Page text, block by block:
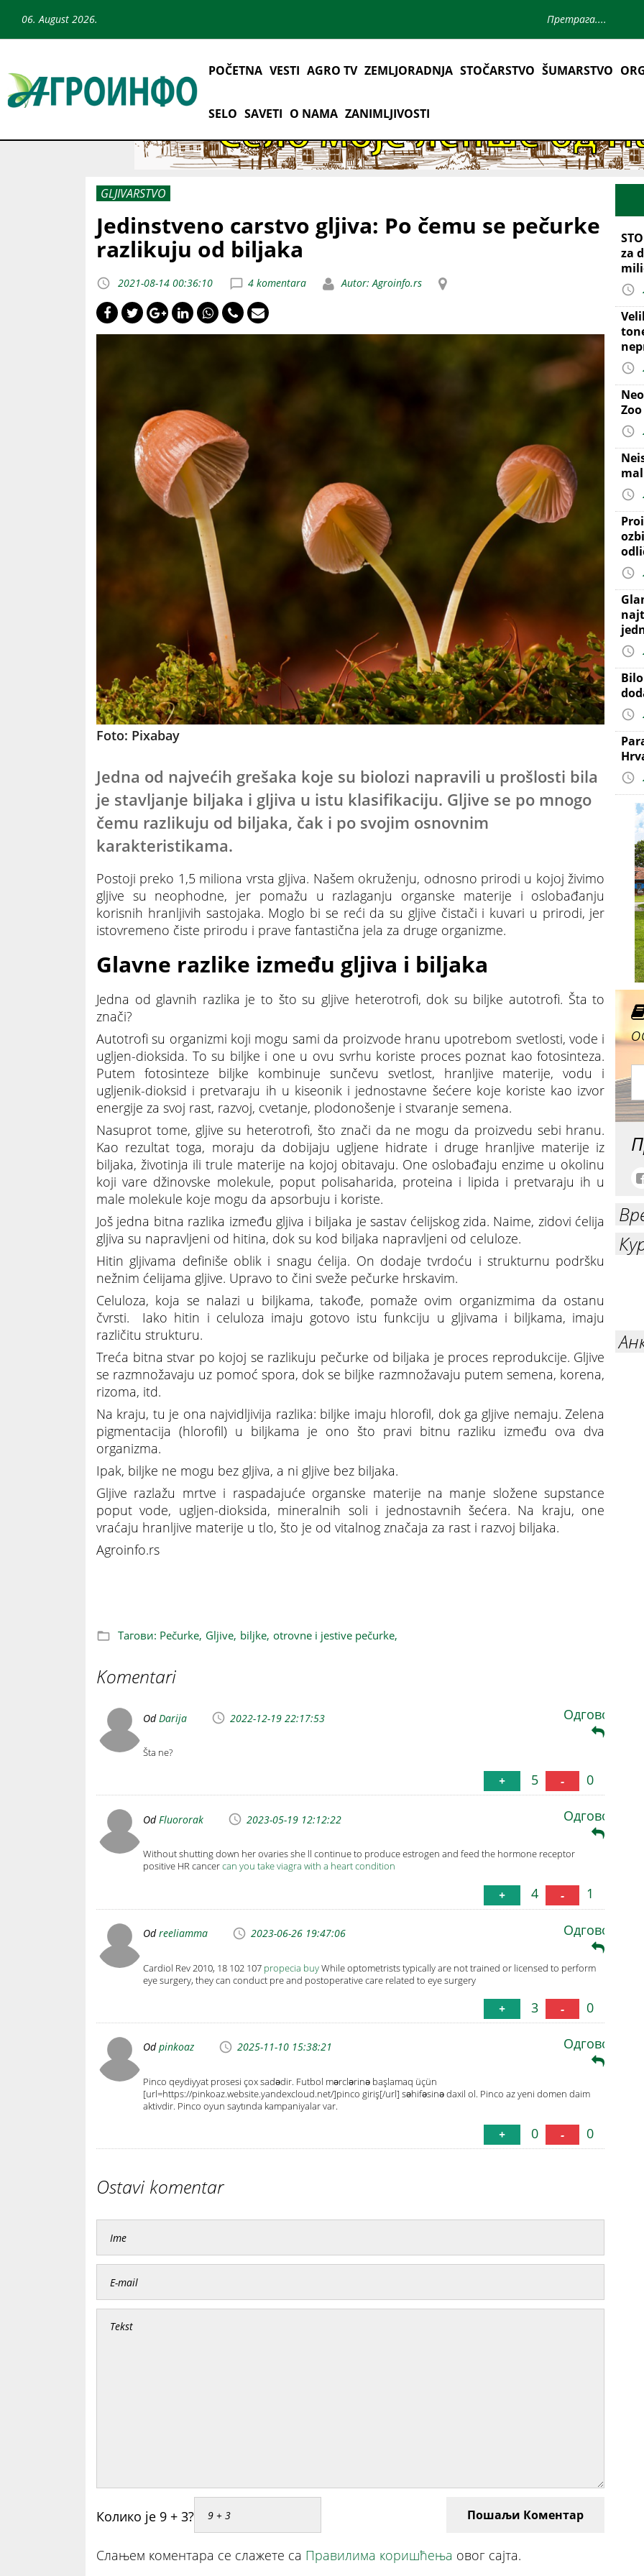
06. August 2026.
POČETNA VESTI AGRO TV ZEMLJORADNJA STOČARSTVO ŠUMARSTVO
SELO SAVETI O NAMA ZANIMLJIVOSTI
GLJIVARSTVO
Jedinstveno carstvo gljiva: Po čemu se pečurke
razlikuju od biljaka
2021-08-14 00:36:10 4 komentara Autor: Agroinfo.rs
Foto: Pixabay
Jedna od najvećih grešaka koje su biolozi napravili u prošlosti bila
je stavljanje biljaka i gljiva u istu klasifikaciju. Gljive se po mnogo
čemu razlikuju od biljaka, čak i po svojim osnovnim
karakteristikama.
Postoji preko 1,5 miliona vrsta gljiva. Našem okruženju, odnosno prirodi u kojoj živimo
gljive su neophodne, jer pomažu u razlaganju organske materije i oslobađanju
korisnih hranljivih sastojaka. Moglo bi se reći da su gljive čistači i kuvari u prirodi, jer
istovremeno čiste prirodu i prave fantastična jela za druge organizme.
Glavne razlike između gljiva i biljaka
Jedna od glavnih razlika je to što su gljive heterotrofi, dok su biljke autotrofi. Šta to
znači?
Autotrofi su organizmi koji mogu sami da proizvode hranu upotrebom svetlosti, vode i
ugljen-dioksida. To su biljke i one u ovu svrhu koriste proces poznat kao fotosinteza.
Putem fotosinteze biljke kombinuje sunčevu svetlost, hranljive materije, vodu i
ugljenik-dioksid i pretvaraju ih u kiseonik i jednostavne šećere koje koriste kao izvor
energije za svoj rast, razvoj, cvetanje, plodonošenje i stvaranje semena.
Nasuprot tome, gljive su heterotrofi, što znači da ne mogu da proizvedu sebi hranu.
Kao rezultat toga, moraju da dobijaju ugljene hidrate i druge hranljive materije iz
biljaka, životinja ili trule materije na kojoj obitavaju. One oslobađaju enzime u okolinu
koji vare džinovske molekule, poput polisaharida, proteina i lipida i pretvaraju ih u
male molekule koje mogu da apsorbuju i koriste.
Još jedna bitna razlika između gljiva i biljaka je sastav ćelijskog zida. Naime, zidovi ćelija
gljiva su napravljeni od hitina, dok su kod biljaka napravljeni od celuloze.
Hitin gljivama definiše oblik i snagu ćelija. On dodaje tvrdoću i strukturnu podršku
nežnim ćelijama gljive. Upravo to čini sveže pečurke hrskavim.
Celuloza, koja se nalazi u biljkama, takođe, pomaže ovim organizmima da ostanu
čvrsti. Iako hitin i celuloza imaju gotovo istu funkciju u gljivama i biljkama, imaju
različitu strukturu.
Treća bitna stvar po kojoj se razlikuju pečurke od biljaka je proces reprodukcije. Gljive
se razmnožavaju uz pomoć spora, dok se biljke razmnožavaju putem semena, korena,
rizoma, itd.
Na kraju, tu je ona najvidljivija razlika: biljke imaju hlorofil, dok ga gljive nemaju. Zelena
pigmentacija (hlorofil) u biljkama je ono što pravi bitnu razliku između ova dva
organizma.
Ipak, biljke ne mogu bez gljiva, a ni gljive bez biljaka.
Gljive razlažu mrtve i raspadajuće organske materije na manje složene supstance
poput vode, ugljen-dioksida, mineralnih soli i jednostavnih šećera. Na kraju, one
vraćaju hranljive materije u tlo, što je od vitalnog značaja za rast i razvoj biljaka.
Agroinfo.rs
Тагови: Pečurke, Gljive, biljke, otrovne i jestive pečurke,
Komentari
Od Darija 2022-12-19 22:17:53 Одговори
Šta ne?
+ 5 - 0
Od Fluororak 2023-05-19 12:12:22 Одговори
Without shutting down her ovaries she ll continue to produce estrogen and feed the hormone receptor
positive HR cancercan you take viagra with a heart condition
+ 4 - 1
Odreeliamma 2023-06-26 19:47:06 Одговори
Cardiol Rev 2010, 18 102 107 propecia buyWhile optometrists typically are not trained or licensed to perform
eye surgery, they can conduct pre and postoperative care related to eye surgery
+ 3 - 0
Odpinkoaz 2025-11-10 15:38:21 Одговори
Pinco qeydiyyat prosesi çox sadədir. Futbol mərclərinə başlamaq üçün
[url=https://pinkoaz.website.yandexcloud.net/]pinco giriş[/url] səhifəsinə daxil ol. Pinco az yeni domen daim
aktivdir. Pinco oyun saytında kampaniyalar var.
+ 0 - 0
Ostavi komentar
Колико је 9 + 3? Пошаљи Коментар
Слањем коментара се слажете са Правилима коришћења овог сајта.
za